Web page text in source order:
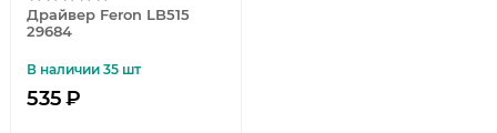
Драйвер Feron LB515
29684
В наличии 35 шт
535₽